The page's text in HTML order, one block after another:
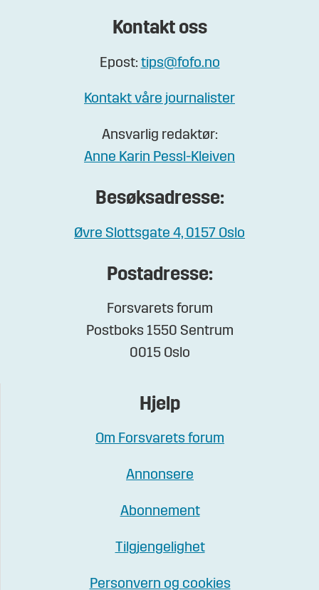
Kontakt oss
Epost: tips@fofo.no
Kontakt våre journalister
Ansvarlig redaktør:
Anne Karin Pessl-Kleiven
Besøksadresse:
Øvre Slottsgate 4, 0157 Oslo
Postadresse:
Forsvarets forum
Postboks 1550 Sentrum
0015 Oslo
Hjelp
Om Forsvarets forum
Annonsere
Abonnement
Tilgjengelighet
Personvern og cookies